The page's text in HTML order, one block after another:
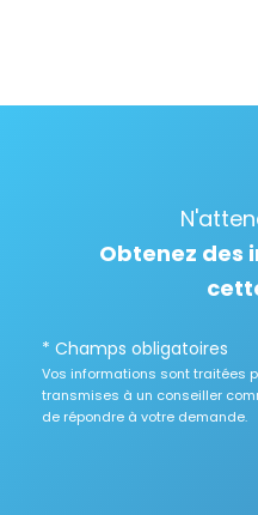
Obtenez des
* Champs obligatoires
Vos informations sont traitées
transmises à un conseiller
de répondre à votre demande.